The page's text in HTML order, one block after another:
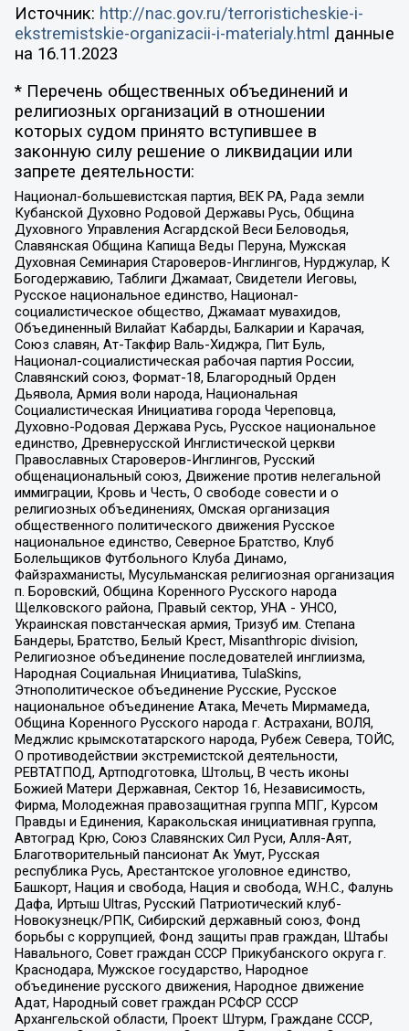
Источник: http://nac.gov.ru/terroristicheskie-i-
ekstremistskie-organizacii-i-materialy.html данные
на 16.11.2023
* Перечень общественных объединений и
религиозных организаций в отношении
которых судом принято вступившее в
законную силу решение о ликвидации или
запрете деятельности:
Национал-большевистская партия, ВЕК РА, Рада земли
Кубанской Духовно Родовой Державы Русь, Община
Духовного Управления Асгардской Веси Беловодья,
Славянская Община Капища Веды Перуна, Мужская
Духовная Семинария Староверов-Инглингов, Нурджулар, К
Богодержавию, Таблиги Джамаат, Свидетели Иеговы,
Русское национальное единство, Национал-
социалистическое общество, Джамаат мувахидов,
Объединенный Вилайат Кабарды, Балкарии и Карачая,
Союз славян, Ат-Такфир Валь-Хиджра, Пит Буль,
Национал-социалистическая рабочая партия России,
Славянский союз, Формат-18, Благородный Орден
Дьявола, Армия воли народа, Национальная
Социалистическая Инициатива города Череповца,
Духовно-Родовая Держава Русь, Русское национальное
единство, Древнерусской Инглистической церкви
Православных Староверов-Инглингов, Русский
общенациональный союз, Движение против нелегальной
иммиграции, Кровь и Честь, О свободе совести и о
религиозных объединениях, Омская организация
общественного политического движения Русское
национальное единство, Северное Братство, Клуб
Болельщиков Футбольного Клуба Динамо,
Файзрахманисты, Мусульманская религиозная организация
п. Боровский, Община Коренного Русского народа
Щелковского района, Правый сектор, УНА - УНСО,
Украинская повстанческая армия, Тризуб им. Степана
Бандеры, Братство, Белый Крест, Misanthropic division,
Религиозное объединение последователей инглиизма,
Народная Социальная Инициатива, TulaSkins,
Этнополитическое объединение Русские, Русское
национальное объединение Атака, Мечеть Мирмамеда,
Община Коренного Русского народа г. Астрахани, ВОЛЯ,
Меджлис крымскотатарского народа, Рубеж Севера, ТОЙС,
О противодействии экстремистской деятельности,
РЕВТАТПОД, Артподготовка, Штольц, В честь иконы
Божией Матери Державная, Сектор 16, Независимость,
Фирма, Молодежная правозащитная группа МПГ, Курсом
Правды и Единения, Каракольская инициативная группа,
Автоград Крю, Союз Славянских Сил Руси, Алля-Аят,
Благотворительный пансионат Ак Умут, Русская
республика Русь, Арестантское уголовное единство,
Башкорт, Нация и свобода, Нация и свобода, W.H.С., Фалунь
Дафа, Иртыш Ultras, Русский Патриотический клуб-
Новокузнецк/РПК, Сибирский державный союз, Фонд
борьбы с коррупцией, Фонд защиты прав граждан, Штабы
Навального, Совет граждан СССР Прикубанского округа г.
Краснодара, Мужское государство, Народное
объединение русского движения, Народное движение
Адат, Народный совет граждан РСФСР СССР
Архангельской области, Проект Штурм, Граждане СССР,